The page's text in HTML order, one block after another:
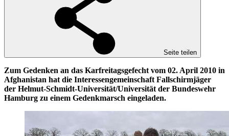
Seite teilen
Zum Gedenken an das Karfreitagsgefecht vom 02. April 2010 in
Afghanistan hat die Interessengemeinschaft Fallschirmjäger
der Helmut-Schmidt-Universität/Universität der Bundeswehr
Hamburg zu einem Gedenkmarsch eingeladen.